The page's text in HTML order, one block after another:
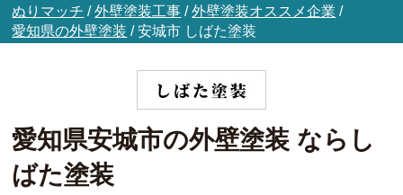
ぬりマッチ /外壁塗装工事 /外壁塗装オススメ企業 /
愛知県の外壁塗装 /安城市 しばた塗装
愛知県安城市の外壁塗装 ならし
ばた塗装